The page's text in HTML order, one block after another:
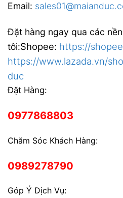
Email:
Đặt hàng ngay qua các
tôi:Shopee: https://
https://www.lazada.vn/
duc
Đặt Hàng:
0977868803
Chăm Sóc Khách Hàng:
0989278790
Góp Ý Dịch Vụ: